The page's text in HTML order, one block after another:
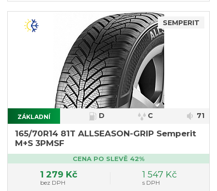
SEMPERIT
ZÁKLADNÍ D C 71
165/70R14 81T ALLSEASON-GRIP Semperit
M+S 3PMSF
CENA PO SLEVĚ 42%
1 279 Kč
bez DPH
1 547 Kč
s DPH